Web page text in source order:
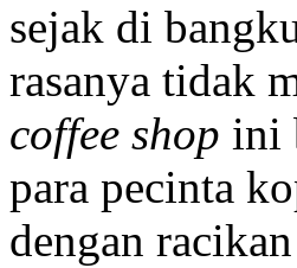
sejak di
rasanya tidak
coffee shop ini
para pecinta
dengan